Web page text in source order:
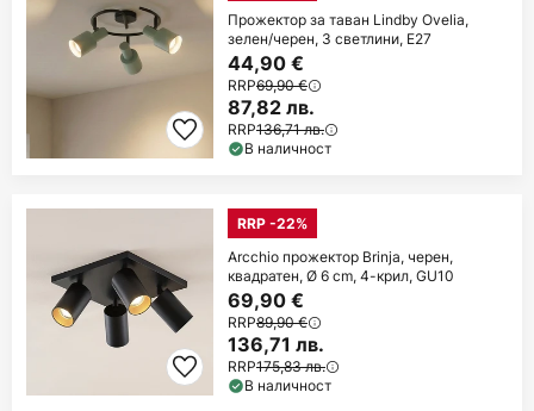
Прожектор за таван Lindby Ovelia,
зелен/черен, 3 светлини, E27
44,90 €
RRP69,90 €
87,82 лв.
RRP136,71 лв.
В наличност
RRP -22%
Arcchio прожектор Brinja, черен,
квадратен, Ø 6 cm, 4-крил, GU10
69,90 €
RRP89,90 €
136,71 лв.
RRP175,83 лв.
В наличност